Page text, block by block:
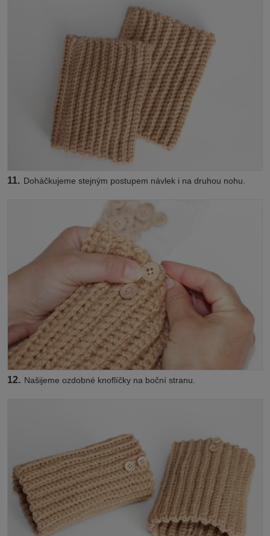
11. Doháčkujeme stejným postupem návlek i na druhou nohu.
12. Našijeme ozdobné knoflíčky na boční stranu.